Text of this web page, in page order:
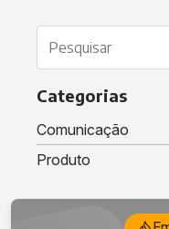
Categorias
Comunicação
Produto